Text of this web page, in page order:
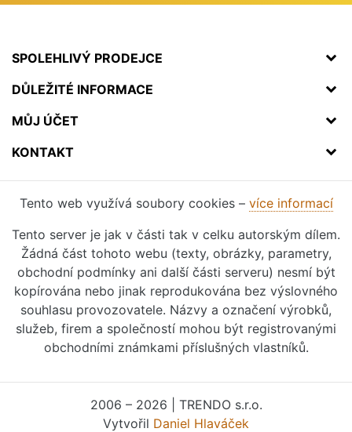
SPOLEHLIVÝ PRODEJCE
DŮLEŽITÉ INFORMACE
MŮJ ÚČET
KONTAKT
Tento web využívá soubory cookies – více informací
Tento server je jak v části tak v celku autorským dílem.
Žádná část tohoto webu (texty, obrázky, parametry,
obchodní podmínky ani další části serveru) nesmí být
kopírována nebo jinak reprodukována bez výslovného
souhlasu provozovatele. Názvy a označení výrobků,
služeb, firem a společností mohou být registrovanými
obchodními známkami příslušných vlastníků.
2006 – 2026 | TRENDO s.r.o.
Vytvořil Daniel Hlaváček